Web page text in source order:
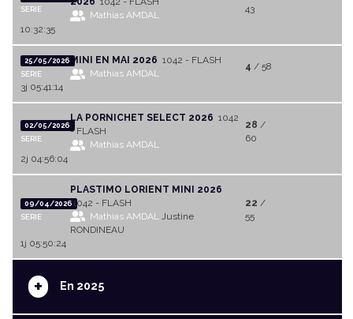
SERIE
Mathias AMDAL
43
10:32:35
25/05/2026
SERIE
MINI EN MAI 2026 1042 - FLASH
Mathias AMDAL
4 / 58
3j 05:41:14
02/05/2026
SERIE
LA PORNICHET SELECT 2026 1042
- FLASH
Mathias AMDAL
28 /
60
2j 04:56:04
09/04/2026
SERIE
PLASTIMO LORIENT MINI 2026
1042 - FLASH
Mathias AMDAL
Justine
RONDINEAU
22 /
55
1j 05:50:24
+ En 2025